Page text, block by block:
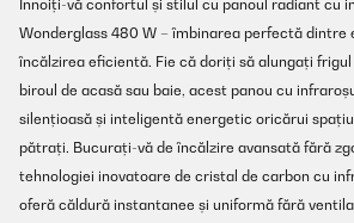
Înnoiți-vă confortul și stilul cu panoul radiant cu
Wonderglass 480 W – îmbinarea perfectă dintre
încălzirea eficientă. Fie că doriți să alungați
biroul de acasă sau baie, acest panou cu
silențioasă și inteligentă energetic oricărui
pătrați. Bucurați-vă de încălzire avansată fără
tehnologiei inovatoare de cristal de carbon cu
oferă căldură instantanee și uniformă fără